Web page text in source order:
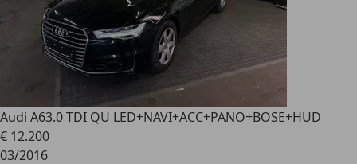
Audi A63.0 TDI QU LED+NAVI+ACC+PANO+BOSE+HUD
€ 12.200
03/2016